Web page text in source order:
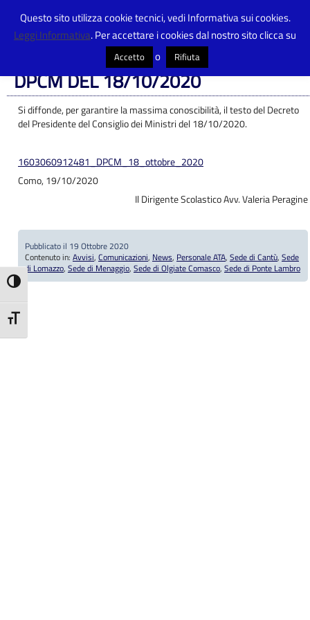
Attiva/disattiva alto contrasto
Attiva/disattiva dimensione testo
Centro Provinciale Istruzione Adulti>Articoli>Avvisi >DPCM DEL
DPCM DEL 18/10/2020
Si diffonde, per garantire la massima conoscibilità, il testo del Decreto
del Presidente del Consiglio dei Ministri del 18/10/2020.
1603060912481_DPCM_18_ottobre_2020
Como, 19/10/2020
Il Dirigente Scolastico Avv. Valeria Peragine
Pubblicato il 19 Ottobre 2020
Contenuto in: Avvisi, Comunicazioni, News, Personale ATA, Sede di Cantù, Sede
di Lomazzo, Sede di Menaggio, Sede di Olgiate Comasco, Sede di Ponte Lambro
Questo sito utilizza cookie tecnici, vedi Informativa sui cookies.
Leggi Informativa. Per accettare i cookies dal nostro sito clicca su
Accetto o Rifiuta